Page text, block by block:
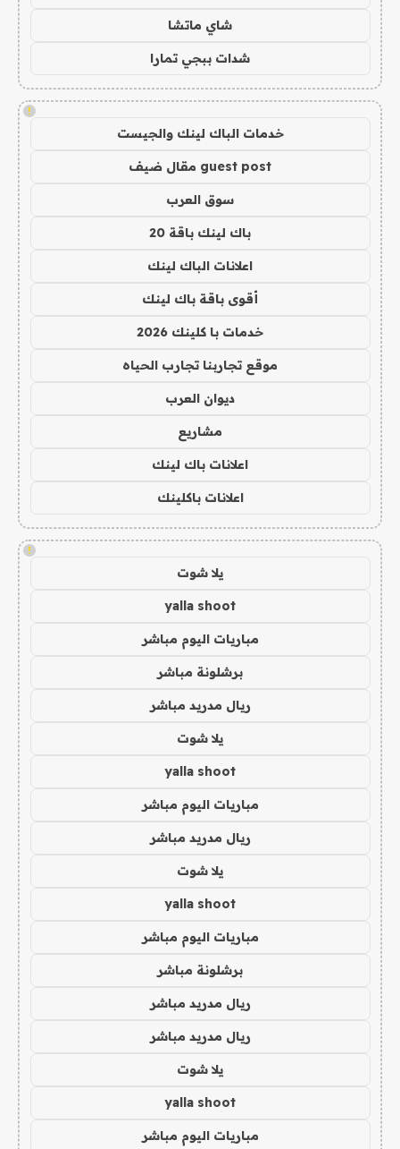
شاي ماتشا
شدات ببجي تمارا
!
خدمات الباك لينك والجيست
guest post مقال ضيف
سوق العرب
باك لينك باقة 20
اعلانات الباك لينك
أقوى باقة باك لينك
خدمات با كلينك 2026
موقع تجاربنا تجارب الحياه
ديوان العرب
مشاريع
اعلانات باك لينك
اعلانات باكلينك
!
يلا شوت
yalla shoot
مباريات اليوم مباشر
برشلونة مباشر
ريال مدريد مباشر
يلا شوت
yalla shoot
مباريات اليوم مباشر
ريال مدريد مباشر
يلا شوت
yalla shoot
مباريات اليوم مباشر
برشلونة مباشر
ريال مدريد مباشر
ريال مدريد مباشر
يلا شوت
yalla shoot
مباريات اليوم مباشر